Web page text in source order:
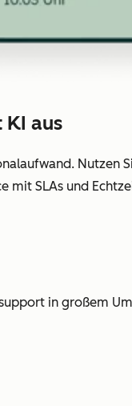
KI aus
mit SLAs und
in großem